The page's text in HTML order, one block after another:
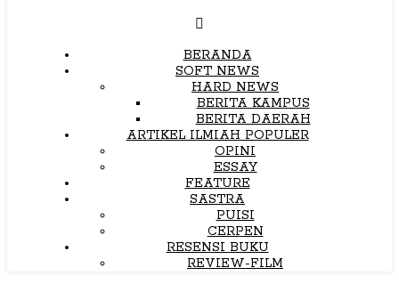
BERANDA
SOFT NEWS
HARD NEWS
BERITA KAMPUS
BERITA DAERAH
ARTIKEL ILMIAH POPULER
OPINI
ESSAY
FEATURE
SASTRA
PUISI
CERPEN
RESENSI BUKU
REVIEW-FILM